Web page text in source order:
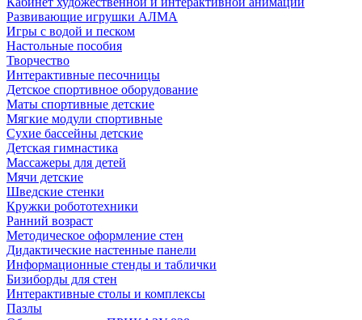
Развивающие игрушки АЛМА
Игры с водой и песком
Настольные пособия
Творчество
Интерактивные песочницы
Детское спортивное оборудование
Маты спортивные детские
Мягкие модули спортивные
Сухие бассейны детские
Детская гимнастика
Массажеры для детей
Мячи детские
Шведские стенки
Кружки робототехники
Ранний возраст
Методическое оформление стен
Дидактические настенные панели
Информационные стенды и таблички
Бизиборды для стен
Интерактивные столы и комплексы
Пазлы